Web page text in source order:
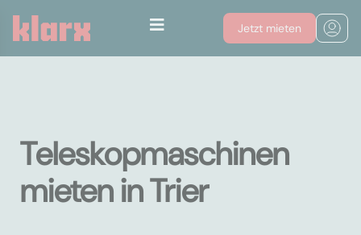
Jetzt mieten
Teleskopmaschinen
mieten in Trier